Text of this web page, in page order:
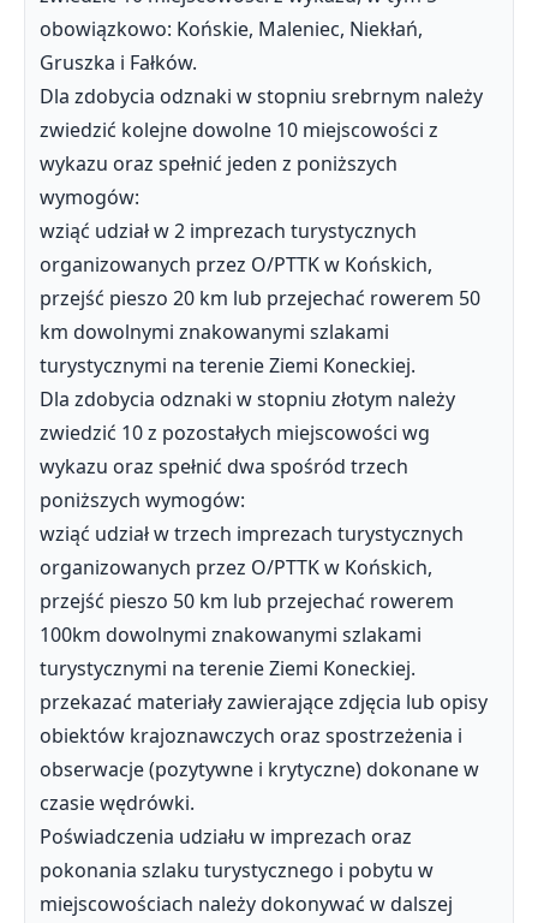
obowiązkowo: Końskie, Maleniec, Niekłań,
Gruszka i Fałków.
Dla zdobycia odznaki w stopniu srebrnym należy
zwiedzić kolejne dowolne 10 miejscowości z
wykazu oraz spełnić jeden z poniższych
wymogów:
wziąć udział w 2 imprezach turystycznych
organizowanych przez O/PTTK w Końskich,
przejść pieszo 20 km lub przejechać rowerem 50
km dowolnymi znakowanymi szlakami
turystycznymi na terenie Ziemi Koneckiej.
Dla zdobycia odznaki w stopniu złotym należy
zwiedzić 10 z pozostałych miejscowości wg
wykazu oraz spełnić dwa spośród trzech
poniższych wymogów:
wziąć udział w trzech imprezach turystycznych
organizowanych przez O/PTTK w Końskich,
przejść pieszo 50 km lub przejechać rowerem
100km dowolnymi znakowanymi szlakami
turystycznymi na terenie Ziemi Koneckiej.
przekazać materiały zawierające zdjęcia lub opisy
obiektów krajoznawczych oraz spostrzeżenia i
obserwacje (pozytywne i krytyczne) dokonane w
czasie wędrówki.
Poświadczenia udziału w imprezach oraz
pokonania szlaku turystycznego i pobytu w
miejscowościach należy dokonywać w dalszej